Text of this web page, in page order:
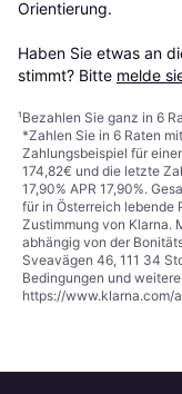
Orientierung.
Haben Sie etwas an
stimmt? Bitte melde
¹Bezahlen Sie ganz in 6
*Zahlen Sie in 6 Raten
Zahlungsbeispiel für
174,82€ und die letzte
17,90% APR 17,90%.
für in Österreich lebende
Zustimmung von Klarna.
abhängig von der
Sveavägen 46, 111 34
Bedingungen und
https://www.klarna.com/